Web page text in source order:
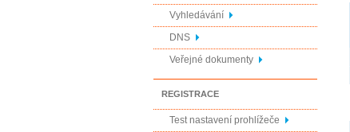
Vyhledávání
DNS
Veřejné dokumenty
REGISTRACE
Test nastavení prohlížeče